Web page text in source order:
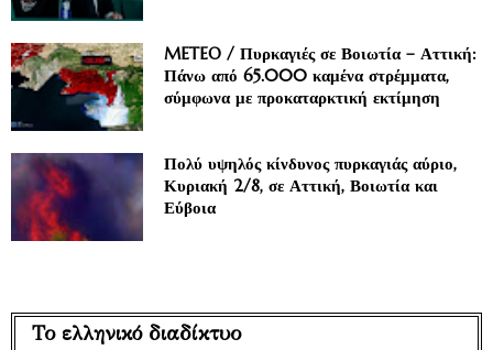
METEO / Πυρκαγιές σε Βοιωτία – Αττική:
Πάνω από 65.000 καμένα στρέμματα,
σύμφωνα με προκαταρκτική εκτίμηση
Πολύ υψηλός κίνδυνος πυρκαγιάς αύριο,
Κυριακή 2/8, σε Αττική, Βοιωτία και
Εύβοια
Το ελληνικό διαδίκτυο